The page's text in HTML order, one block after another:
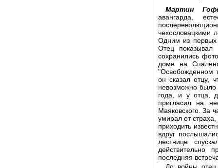
Мартин
авангарда,
чехословацкими
Одним из первых
Отец
сохранились
доме на
"Освобожденном
он сказал отцу,
невозможно было
года, и у отца,
пригласил на
Маяковского. За
умирал от
приходить
вдруг
лестнице
действительно
последняя
До войны отец